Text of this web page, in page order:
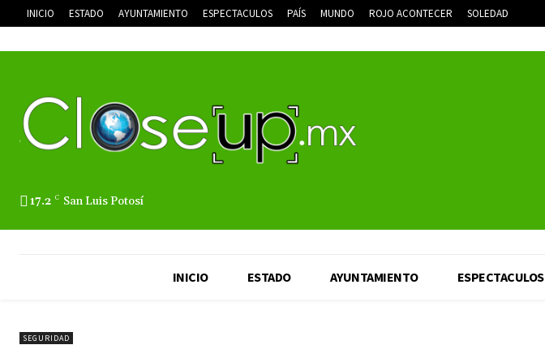
INICIO ESTADO AYUNTAMIENTO ESPECTACULOS PAÍS MUNDO ROJO ACONTECER SOLEDAD
17.2 C San Luis Potosí
INICIO ESTADO AYUNTAMIENTO ESPECTACULOS
SEGURIDAD